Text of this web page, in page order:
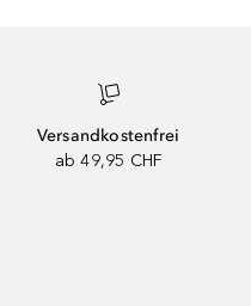
Versandkostenfrei
ab 49,95 CHF